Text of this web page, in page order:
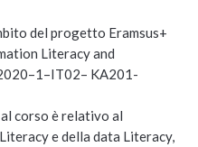
del progetto Eramsus+
Literacy and
KA201-
corso è relativo al
e della data Literacy,